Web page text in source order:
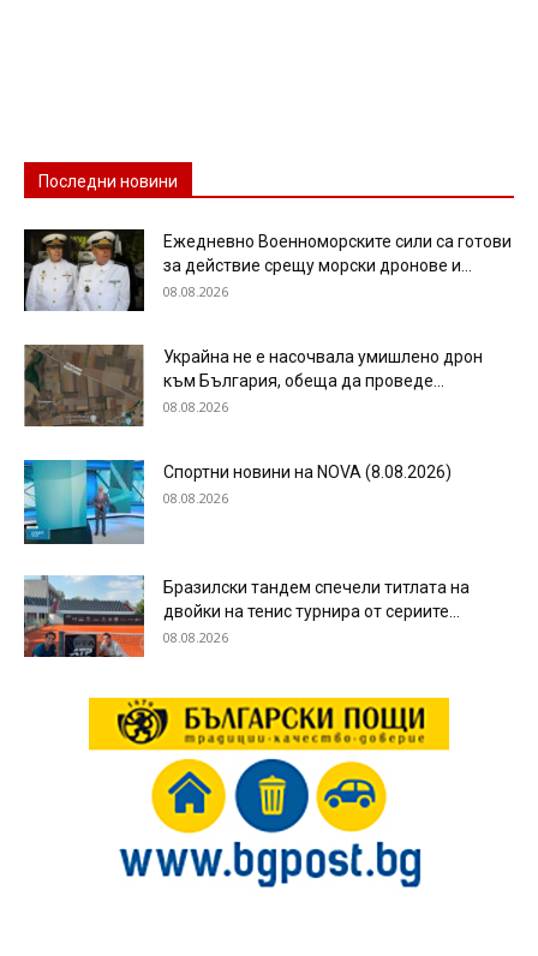
Последни новини
Ежедневно Военноморските сили са готови
за действие срещу морски дронове и...
08.08.2026
Украйна не е насочвала умишлено дрон
към България, обеща да проведе...
08.08.2026
Спортни новини на NOVA (8.08.2026)
08.08.2026
Бразилски тандем спечели титлата на
двойки на тенис турнира от сериите...
08.08.2026